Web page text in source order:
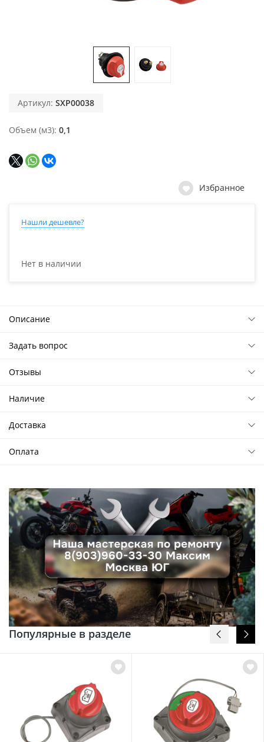
Артикул: SXP00038
Объем (м3) 0,1
Избранное
Нашли дешевле?
Нет в наличии
Описание
Задать вопрос
Отзывы
Наличие
Доставка
Оплата
Популярные в разделе